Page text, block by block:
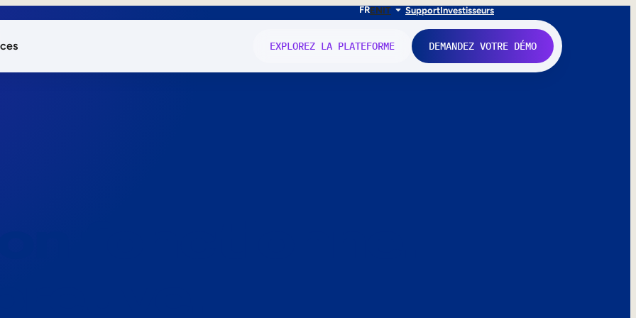
FRENIT SupportInvestisseurs
EXPLOREZ LA PLATEFORME DEMANDEZ VOTRE DÉMO